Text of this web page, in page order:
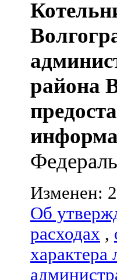
района
Изменен:
Об
расходах ,
характера